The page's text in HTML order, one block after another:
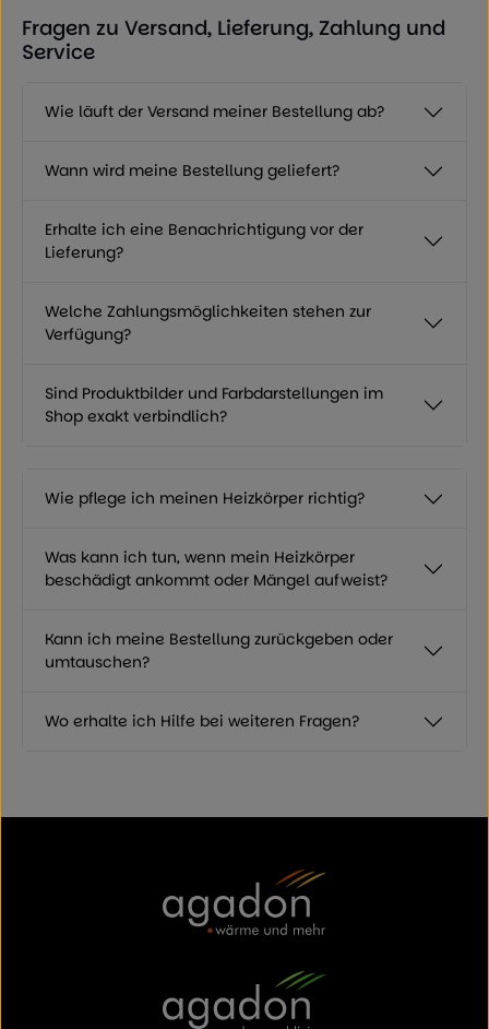
Fragen zu Versand, Lieferung, Zahlung und
Service
Wie läuft der Versand meiner Bestellung ab?
Wann wird meine Bestellung geliefert?
Erhalte ich eine Benachrichtigung vor der
Lieferung?
Welche Zahlungsmöglichkeiten stehen zur
Verfügung?
Sind Produktbilder und Farbdarstellungen im
Shop exakt verbindlich?
Wie pflege ich meinen Heizkörper richtig?
Was kann ich tun, wenn mein Heizkörper
beschädigt ankommt oder Mängel aufweist?
Kann ich meine Bestellung zurückgeben oder
umtauschen?
Wo erhalte ich Hilfe bei weiteren Fragen?